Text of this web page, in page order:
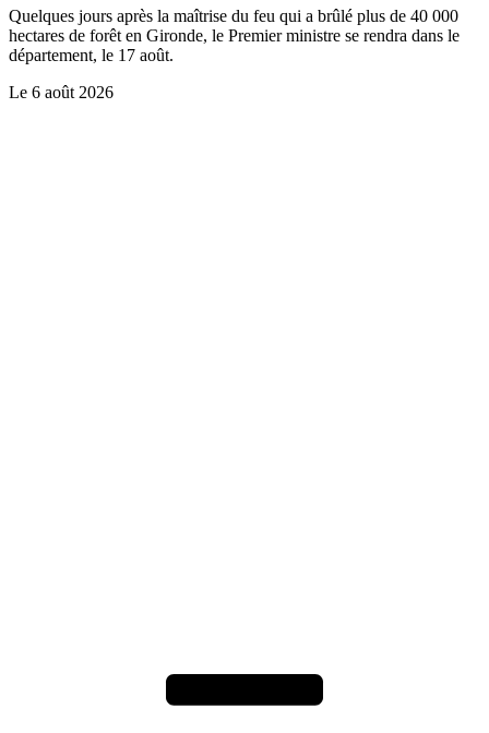
Quelques jours après la maîtrise du feu qui a brûlé plus de 40 000
hectares de forêt en Gironde, le Premier ministre se rendra dans le
département, le 17 août.
Le 6 août 2026